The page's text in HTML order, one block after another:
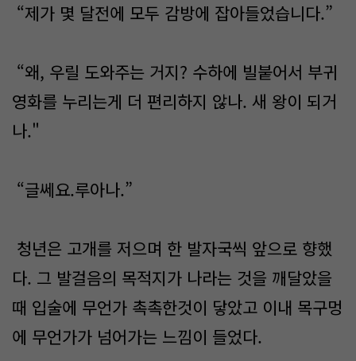
“제가 몇 달전에 모두 감방에 잡아들었습니다.”
“왜, 우릴 도와주는 거지? 수하에 빌붙어서 부귀
영화를 누리는게 더 편리하지 않나. 새 왕이 되거
나."
“글쎄요.루아나.”
청년은 고개를 저으며 한 발자국씩 앞으로 향했
다. 그 발걸음의 목적지가 나라는 것을 깨달았을
때 입술에 무언가 촉촉한것이 닿았고 이내 목구멍
에 무언가가 넘어가는 느낌이 들었다.